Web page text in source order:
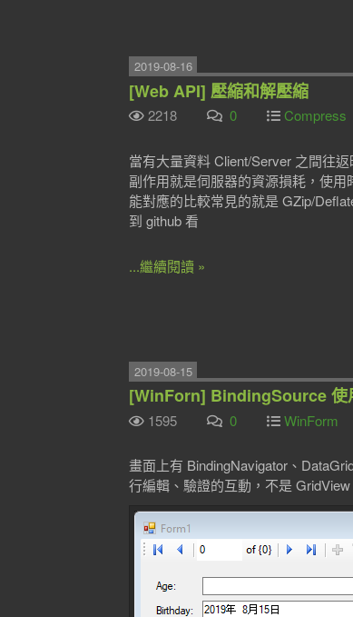
2019-08-16
[Web API] 壓縮和解壓縮
2218 0 Compress
當有大量資料 Client/Server 之間往
副作用就是伺服器的資源損耗，使
能對應的比較常見的就是 GZip/
到 github 看
...繼續閱讀 »
2019-08-15
[WinForn] BindingSource
1595 0 WinForm
畫面上有 BindingNavigator、
行編輯、驗證的互動，不是